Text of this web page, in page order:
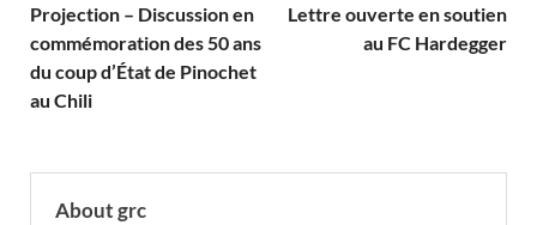
Projection – Discussion en
commémoration des 50 ans
du coup d’État de Pinochet
au Chili
Lettre ouverte en soutien
au FC Hardegger
About grc